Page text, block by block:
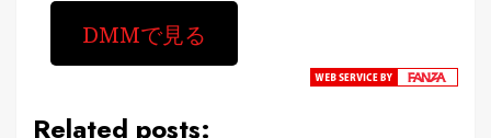
DMMで見る
Related posts: